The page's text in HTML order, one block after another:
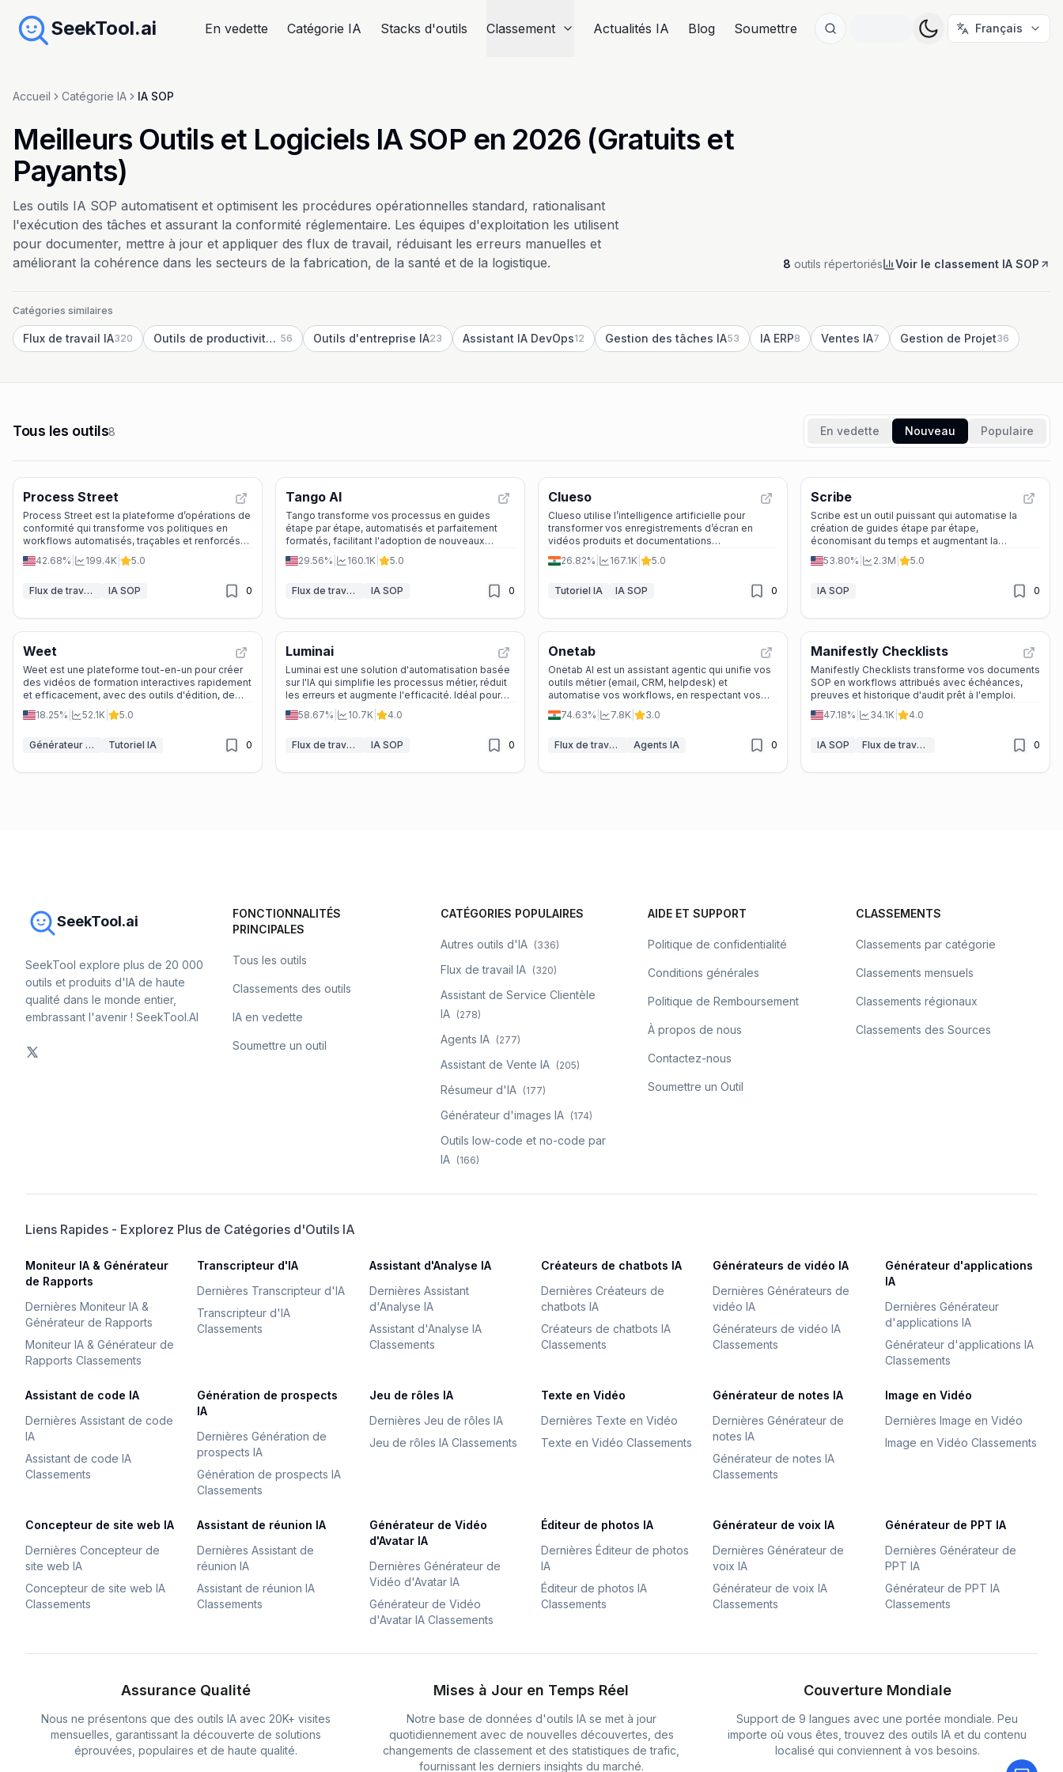
SeekTool.ai En vedette Catégorie IA Stacks d'outils Classement Actualités IA Blog Soumettre Français
Accueil Catégorie IA IA SOP
Meilleurs Outils et Logiciels IA SOP en 2026 (Gratuits et
Payants)
Les outils IA SOP automatisent et optimisent les procédures opérationnelles standard, rationalisant
l'exécution des tâches et assurant la conformité réglementaire. Les équipes d'exploitation les utilisent
pour documenter, mettre à jour et appliquer des flux de travail, réduisant les erreurs manuelles et
améliorant la cohérence dans les secteurs de la fabrication, de la santé et de la logistique.
8 outils répertoriés Voir le classement IA SOP
Catégories similaires
Flux de travail IA320 Outils de productivité IA 56 Outils d'entreprise IA23 Assistant IA DevOps12 Gestion des tâches IA53 IA ERP8 Ventes IA7 Gestion de Projet36
Tous les outils8 En vedette Nouveau Populaire
Process Street
Process Street est la plateforme d’opérations de
conformité qui transforme vos politiques en
workflows automatisés, traçables et renforcés
par l’IA pour passer tous vos audits sans stress.
42.68% 199.4K 5.0
Flux de travail IA IA SOP 0
Tango AI
Tango transforme vos processus en guides
étape par étape, automatisés et parfaitement
formatés, facilitant l'adoption de nouveaux
logiciels et la standardisation des processus.
29.56% 160.1K 5.0
Flux de travail IA IA SOP 0
Clueso
Clueso utilise l’intelligence artificielle pour
transformer vos enregistrements d’écran en
vidéos produits et documentations
professionnelles en quelques minutes.
26.82% 167.1K 5.0
Tutoriel IA IA SOP 0
Scribe
Scribe est un outil puissant qui automatise la
création de guides étape par étape,
économisant du temps et augmentant la
productivité de votre équipe.
53.80% 2.3M 5.0
IA SOP 0
Weet
Weet est une plateforme tout-en-un pour créer
des vidéos de formation interactives rapidement
et efficacement, avec des outils d'édition, de
traduction et d'analyse intégrés.
18.25% 52.1K 5.0
Générateur de Vidéo IA à partir de Scénario Tutoriel IA 0
Luminai
Luminai est une solution d'automatisation basée
sur l'IA qui simplifie les processus métier, réduit
les erreurs et augmente l'efficacité. Idéal pour
les secteurs de la santé, des services financiers
et de la consommation.
58.67% 10.7K 4.0
Flux de travail IA IA SOP 0
Onetab
Onetab AI est un assistant agentic qui unifie vos
outils métier (email, CRM, helpdesk) et
automatise vos workflows, en respectant vos
processus et vos règles de confidentialité.
74.63% 7.8K 3.0
Flux de travail IA Agents IA 0
Manifestly Checklists
Manifestly Checklists transforme vos documents
SOP en workflows attribués avec échéances,
preuves et historique d'audit prêt à l'emploi.
47.18%
34.1K 4.0
IA SOP Flux de travail IA 0
SeekTool.ai
SeekTool explore plus de 20 000
outils et produits d'IA de haute
qualité dans le monde entier,
embrassant l'avenir ! SeekTool.AI
FONCTIONNALITÉS
PRINCIPALES
Tous les outils
Classements des outils
IA en vedette
Soumettre un outil
CATÉGORIES POPULAIRES
Autres outils d'IA (336)
Flux de travail IA (320)
Assistant de Service Clientèle
IA
(278)
Agents IA (277)
Assistant de Vente IA (205)
Résumeur d'IA (177)
Générateur d'images IA (174)
Outils low-code et no-code par
IA
(166)
AIDE ET SUPPORT
Politique de confidentialité
Conditions générales
Politique de Remboursement
À propos de nous
Contactez-nous
Soumettre un Outil
CLASSEMENTS
Classements par catégorie
Classements mensuels
Classements régionaux
Classements des Sources
Liens Rapides - Explorez Plus de Catégories d'Outils IA
Moniteur IA & Générateur
de Rapports
Dernières Moniteur IA &
Générateur de Rapports
Moniteur IA & Générateur de
Rapports Classements
Transcripteur d'IA
Dernières Transcripteur d'IA
Transcripteur d'IA
Classements
Assistant d'Analyse IA
Dernières Assistant
d'Analyse IA
Assistant d'Analyse IA
Classements
Créateurs de chatbots IA
Dernières Créateurs de
chatbots IA
Créateurs de chatbots IA
Classements
Générateurs de vidéo IA
Dernières Générateurs de
vidéo IA
Générateurs de vidéo IA
Classements
Générateur d'applications
IA
Dernières Générateur
d'applications IA
Générateur d'applications IA
Classements
Assistant de code IA
Dernières Assistant de code
IA
Assistant de code IA
Classements
Génération de prospects
IA
Dernières Génération de
prospects IA
Génération de prospects IA
Classements
Jeu de rôles IA
Dernières Jeu de rôles IA
Jeu de rôles IA Classements
Texte en Vidéo
Dernières Texte en Vidéo
Texte en Vidéo Classements
Générateur de notes IA
Dernières Générateur de
notes IA
Générateur de notes IA
Classements
Image en Vidéo
Dernières Image en Vidéo
Image en Vidéo Classements
Concepteur de site web IA
Dernières Concepteur de
site web IA
Concepteur de site web IA
Classements
Assistant de réunion IA
Dernières Assistant de
réunion IA
Assistant de réunion IA
Classements
Générateur de Vidéo
d'Avatar IA
Dernières Générateur de
Vidéo d'Avatar IA
Générateur de Vidéo
d'Avatar IA Classements
Éditeur de photos IA
Dernières Éditeur de photos
IA
Éditeur de photos IA
Classements
Générateur de voix IA
Dernières Générateur de
voix IA
Générateur de voix IA
Classements
Générateur de PPT IA
Dernières Générateur de
PPT IA
Générateur de PPT IA
Classements
Assurance Qualité
Nous ne présentons que des outils IA avec 20K+ visites
mensuelles, garantissant la découverte de solutions
éprouvées, populaires et de haute qualité.
Mises à Jour en Temps Réel
Notre base de données d'outils IA se met à jour
quotidiennement avec de nouvelles découvertes, des
changements de classement et des statistiques de trafic,
fournissant les derniers insights du marché.
Couverture Mondiale
Support de 9 langues avec une portée mondiale. Peu
importe où vous êtes, trouvez des outils IA et du contenu
localisé qui conviennent à vos besoins.